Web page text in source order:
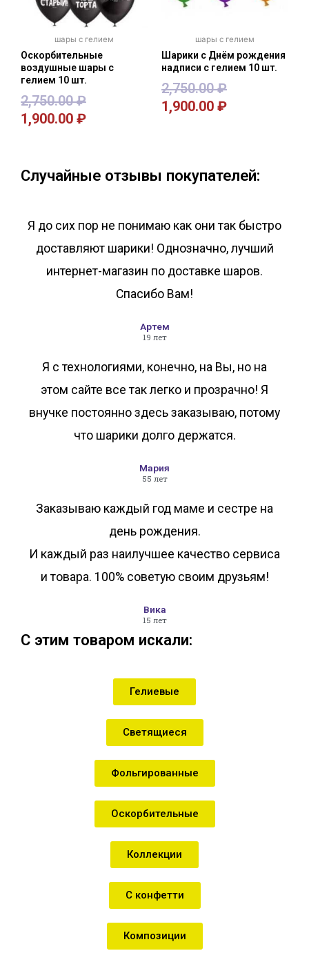
шары с гелием
Оскорбительные
воздушные шары с
гелием 10 шт.
2,750.00₽
1,900.00 ₽
шары с гелием
Шарики с Днём рождения
надписи с гелием 10 шт.
2,750.00₽
1,900.00 ₽
Случайные отзывы покупателей:
Я до сих пор не понимаю как они так быстро
доставляют шарики! Однозначно, лучший
интернет-магазин по доставке шаров.
Спасибо Вам!
Артем
19 лет
Я с технологиями, конечно, на Вы, но на
этом сайте все так легко и прозрачно! Я
внучке постоянно здесь заказываю, потому
что шарики долго держатся.
Мария
55 лет
Заказываю каждый год маме и сестре на
день рождения.
И каждый раз наилучшее качество сервиса
и товара. 100% советую своим друзьям!
Вика
15 лет
С этим товаром искали:
Гелиевые
Светящиеся
Фольгированные
Оскорбительные
Коллекции
С конфетти
Композиции